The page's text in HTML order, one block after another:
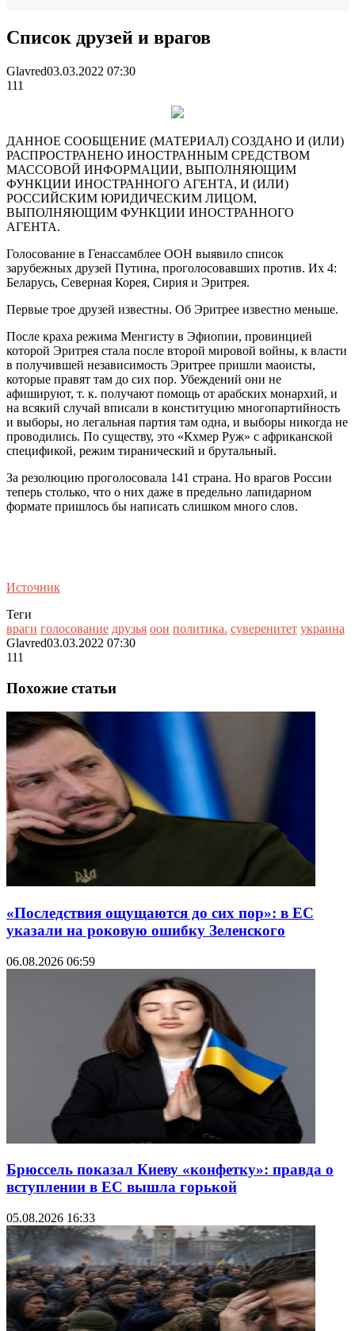
Список друзей и врагов
Glavred03.03.2022 07:30
111
ДАННОЕ СООБЩЕНИЕ (МАТЕРИАЛ) СОЗДАНО И (ИЛИ)
РАСПРОСТРАНЕНО ИНОСТРАННЫМ СРЕДСТВОМ
МАССОВОЙ ИНФОРМАЦИИ, ВЫПОЛНЯЮЩИМ
ФУНКЦИИ ИНОСТРАННОГО АГЕНТА, И (ИЛИ)
РОССИЙСКИМ ЮРИДИЧЕСКИМ ЛИЦОМ,
ВЫПОЛНЯЮЩИМ ФУНКЦИИ ИНОСТРАННОГО
АГЕНТА.
Голосование в Генассамблее ООН выявило список
зарубежных друзей Путина, проголосовавших против. Их 4:
Беларусь, Северная Корея, Сирия и Эритрея.
Первые трое друзей известны. Об Эритрее известно меньше.
После краха режима Менгисту в Эфиопии, провинцией
которой Эритрея стала после второй мировой войны, к власти
в получившей независимость Эритрее пришли маоисты,
которые правят там до сих пор. Убеждений они не
афишируют, т. к. получают помощь от арабских монархий, и
на всякий случай вписали в конституцию многопартийность
и выборы, но легальная партия там одна, и выборы никогда не
проводились. По существу, это «Кхмер Руж» с африканской
спецификой, режим тиранический и брутальный.
За резолюцию проголосовала 141 страна. Но врагов России
теперь столько, что о них даже в предельно лапидарном
формате пришлось бы написать слишком много слов.
Источник
Теги
враги голосование друзья оон политика. суверенитет украина
Glavred03.03.2022 07:30
111
Похожие статьи
«Последствия ощущаются до сих пор»: в ЕС
указали на роковую ошибку Зеленского
06.08.2026 06:59
Брюссель показал Киеву «конфетку»: правда о
вступлении в ЕС вышла горькой
05.08.2026 16:33